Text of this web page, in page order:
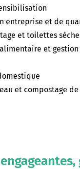
entreprise et de
et toilettes
et
et compostage